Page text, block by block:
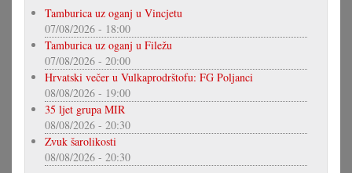
Tamburica uz oganj u Vincjetu
07/08/2026 - 18:00
Tamburica uz oganj u Filežu
07/08/2026 - 20:00
Hrvatski večer u Vulkaprodrštofu: FG Poljanci
08/08/2026 - 19:00
35 ljet grupa MIR
08/08/2026 - 20:30
Zvuk šarolikosti
08/08/2026 - 20:30